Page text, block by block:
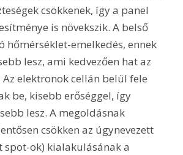
csökkenek, így a panel
is növekszik. A belső
hőmérséklet-emelkedés, ennek
lesz, ami kedvezően hat az
elektronok cellán belül fele
be, kisebb erőséggel, így
lesz. A megoldásnak
csökken az úgynevezett
ok) kialakulásának a